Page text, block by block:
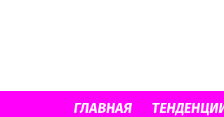
ГЛАВНАЯ